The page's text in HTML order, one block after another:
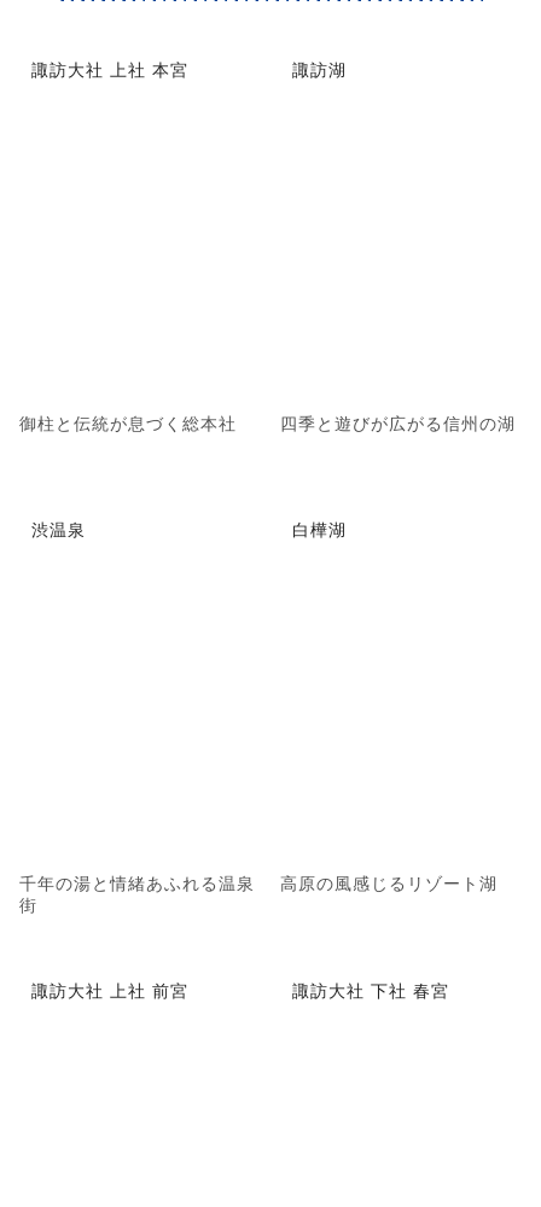
諏訪大社 上社 本宮
御柱と伝統が息づく総本社
諏訪湖
四季と遊びが広がる信州の湖
渋温泉
千年の湯と情緒あふれる温泉
街
白樺湖
高原の風感じるリゾート湖
諏訪大社 上社 前宮 諏訪大社 下社 春宮